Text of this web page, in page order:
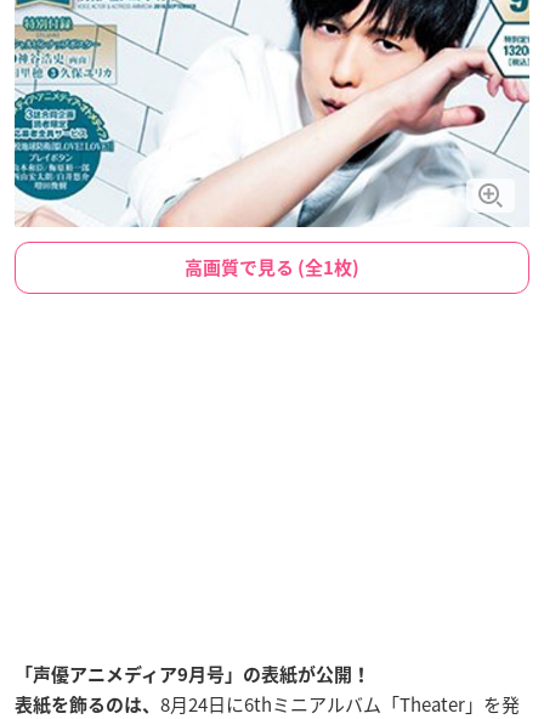
高画質で見る (全1枚)
「声優アニメディア9月号」の表紙が公開！
表紙を飾るのは、 8月24日に6thミニアルバム「Theater」を発